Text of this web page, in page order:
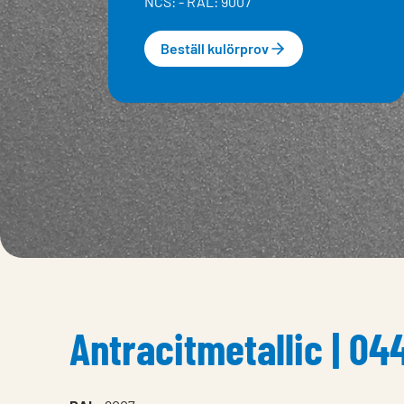
Beställ kulörprov
Antracitmetallic |